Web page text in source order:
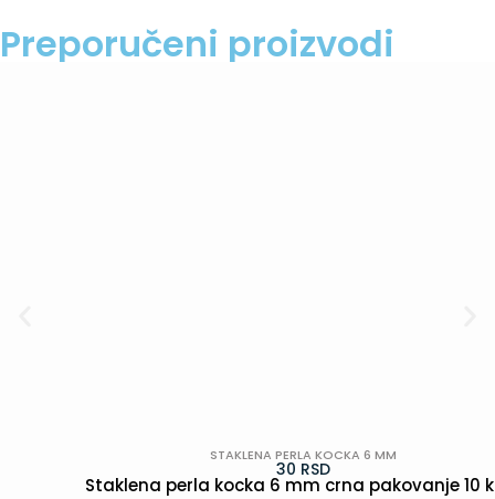
Preporučeni proizvodi
STAKLENA PERLA KOCKA 6 MM
30 RSD
Staklena perla kocka 6 mm crna pakovanje 10